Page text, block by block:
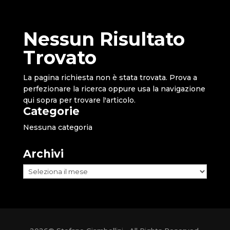
Nessun Risultato
Trovato
La pagina richiesta non è stata trovata. Prova a
perfezionare la ricerca oppure usa la navigazione
qui sopra per trovare l'articolo.
Categorie
Nessuna categoria
Archivi
Archivi